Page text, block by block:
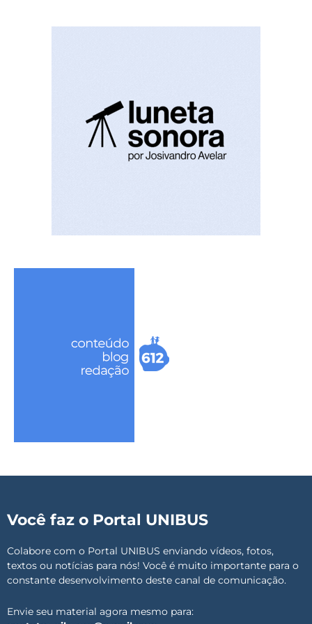
Você faz o Portal UNIBUS
Colabore com o Portal UNIBUS enviando vídeos, fotos,
textos ou notícias para nós! Você é muito importante para o
constante desenvolvimento deste canal de comunicação.
Envie seu material agora mesmo para: